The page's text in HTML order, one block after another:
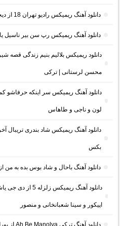
دانلود آهنگ ریمیکس رادیو تهران 18 از دیجی ای فر (ریمیکس طولانی خفن)
دانلود آهنگ ریمیکس رپ سن بیر
دانلود ریمیکس بلالیم بنیم زندگی قصه
محسن لرستانی | ترکی
دانلود آهنگ ریمیکس سر اینکه
لون و ناجی و طاهاس
دانلود آهنگ ریمیکس شاد بندری تریبال
بکس
دانلود آهنگ باحال و شاد بوس بده به من
دانلود آهنگ
اپیکور و سینا شعبانخانی و منصور